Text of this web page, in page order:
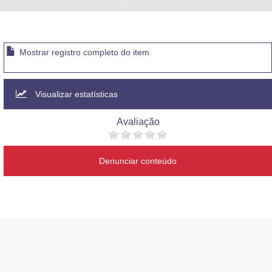
Mostrar registro completo do item
Visualizar estatísticas
Avaliação
Denunciar conteúdo